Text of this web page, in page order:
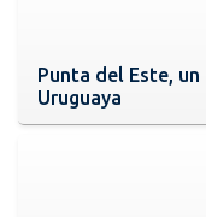
Punta del Este,
Uruguaya